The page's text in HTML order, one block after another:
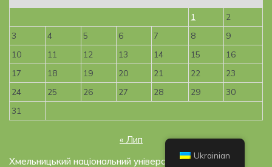
1
2
3
4 5 6 7 8
9
10
11 12 13 14 15
16
17
18 19 20 21 22
23
24
25 26 27 28 29
30
31
« Лип
Хмельницький національний університет, 2019-2026
Ukrainian